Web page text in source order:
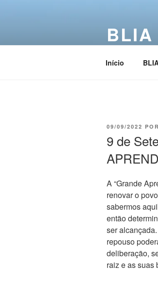
BLIA
Início
09/09/2022 POR
9 de
A “Grande
renovar o
sabermos
então
ser
repouso
deliberação,
raiz e as suas